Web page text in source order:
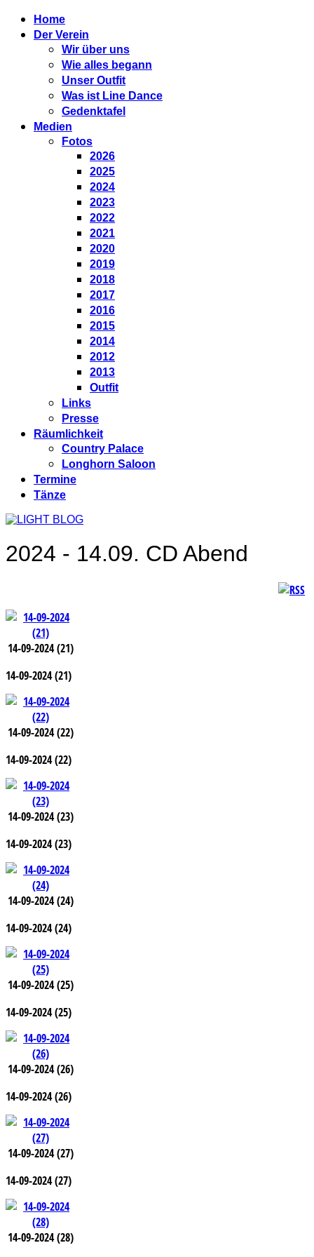
Home
Der Verein
Wir über uns
Wie alles begann
Unser Outfit
Was ist Line Dance
Gedenktafel
Medien
Fotos
2026
2025
2024
2023
2022
2021
2020
2019
2018
2017
2016
2015
2014
2012
2013
Outfit
Links
Presse
Räumlichkeit
Country Palace
Longhorn Saloon
Termine
Tänze
2024 - 14.09. CD Abend
14-09-2024 (21)
14-09-2024 (21)
14-09-2024 (22)
14-09-2024 (22)
14-09-2024 (23)
14-09-2024 (23)
14-09-2024 (24)
14-09-2024 (24)
14-09-2024 (25)
14-09-2024 (25)
14-09-2024 (26)
14-09-2024 (26)
14-09-2024 (27)
14-09-2024 (27)
14-09-2024 (28)